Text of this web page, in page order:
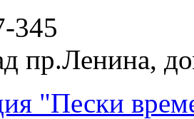
345
пр.Ленина,
"Пески